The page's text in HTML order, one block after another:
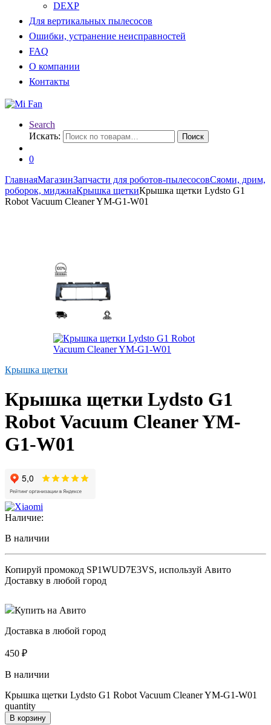
DEXP
Для вертикальных пылесосов
Ошибки, устранение неисправностей
FAQ
О компании
Контакты
Search
Искать:
Поиск
0
ГлавнаяМагазинЗапчасти для роботов-пылесосовСяоми, дрим,
роборок, миджиаКрышка щеткиКрышка щетки Lydsto G1
Robot Vacuum Cleaner YM-G1-W01
Крышка щетки
Крышка щетки Lydsto G1
Robot Vacuum Cleaner YM-
G1-W01
Наличие:
В наличии
Копируй промокод SP1WUD7E3VS, используй Авито
Доставку в любой город
Купить на Авито
Доставка в любой город
450 ₽
В наличии
Крышка щетки Lydsto G1 Robot Vacuum Cleaner YM-G1-W01
quantity
В корзину